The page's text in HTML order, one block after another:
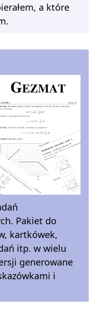
a które
Pakiet do
kartkówek,
itp. w wielu
generowane
i